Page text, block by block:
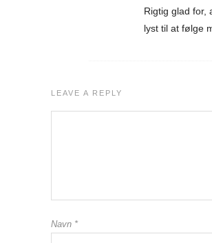
Rigtig glad for,
lyst til at følge
LEAVE A REPLY
Navn *